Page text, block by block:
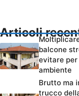
Articoli
balcone
evitare
ambiente
Brutto ma
trucco